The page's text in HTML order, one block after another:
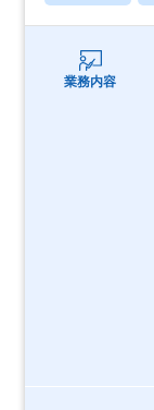
業務内容